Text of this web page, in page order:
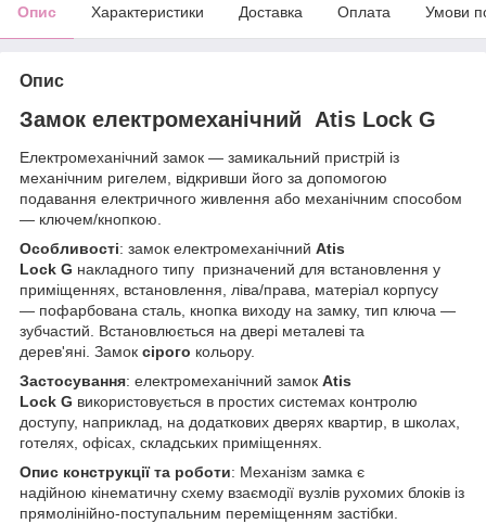
Опис Характеристики Доставка Оплата Умови
Опис
Замок електромеханічний Atis Lock G
Електромеханічний замок — замикальний пристрій із
механічним ригелем, відкривши його за допомогою
подавання електричного живлення або механічним способом
— ключем/кнопкою.
Особливості: замок електромеханічний Atis
Lock G накладного типу призначений для встановлення у
приміщеннях, встановлення, ліва/права, матеріал корпусу
— пофарбована сталь, кнопка виходу на замку, тип ключа —
зубчастий. Встановлюється на двері металеві та
дерев'яні. Замок сірого кольору.
Застосування: електромеханічний замок Atis
Lock G використовується в простих системах контролю
доступу, наприклад, на додаткових дверях квартир, в школах,
готелях, офісах, складських приміщеннях.
Опис конструкції та роботи: Механізм замка є
надійною кінематичну схему взаємодії вузлів рухомих блоків із
прямолінійно-поступальним переміщенням застібки.